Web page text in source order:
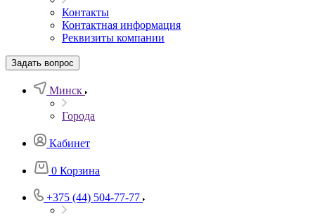
Контакты
Контактная информация
Реквизиты компании
Задать вопрос
Минск
Города
Кабинет
0 Корзина
+375 (44) 504-77-77